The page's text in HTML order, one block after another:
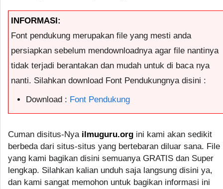
INFORMASI:
Font pendukung merupakan file yang mesti anda
persiapkan sebelum mendownloadnya agar file nantinya
tidak terjadi berantakan dan mudah untuk di baca nya
nanti. Silahkan download Font Pendukungnya disini :
Download : Font Pendukung
Cuman disitus-Nya ilmuguru.org ini kami akan sedikit
berbeda dari situs-situs yang bertebaran diluar sana. File
yang kami bagikan disini semuanya GRATIS dan Super
lengkap. Silahkan kalian unduh saja langsung disini ya,
dan kami sangat memohon untuk bagikan informasi ini